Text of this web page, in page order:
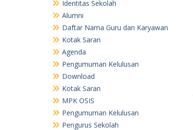
Identitas Sekolah
Alumni
Daftar Nama Guru dan Karyawan
Kotak Saran
Agenda
Pengumuman Kelulusan
Download
Kotak Saran
MPK OSIS
Pengumuman Kelulusan
Pengurus Sekolah